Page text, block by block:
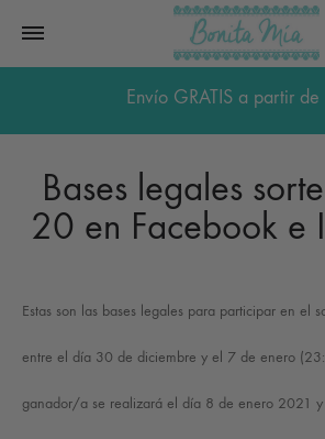
Envío GRATIS a partir
Bases legales
20 en Facebook e
Estas son las bases legales para participar en el
entre el día 30 de diciembre y el 7 de enero
ganador/a se realizará el día 8 de enero 2021 y